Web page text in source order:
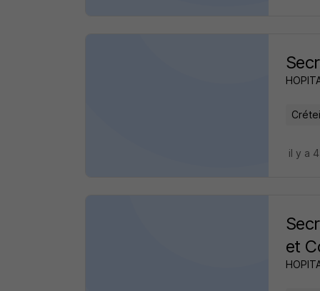
il y a
et